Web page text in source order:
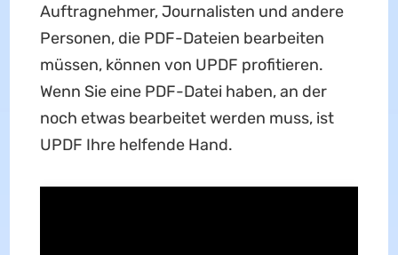
Auftragnehmer, Journalisten und andere
Personen, die PDF-Dateien bearbeiten
müssen, können von UPDF profitieren.
Wenn Sie eine PDF-Datei haben, an der
noch etwas bearbeitet werden muss, ist
UPDF Ihre helfende Hand.